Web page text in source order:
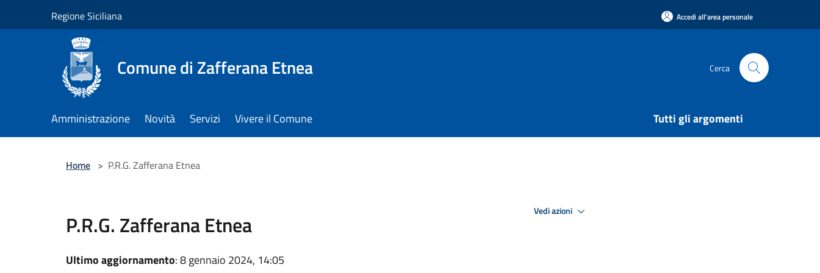
Regione Siciliana Accedi all'area personale
Comune di Zafferana Etnea Cerca
Amministrazione Novità Servizi Vivere il Comune Tutti gli argomenti
Home > P.R.G. Zafferana Etnea
P.R.G. Zafferana Etnea
Ultimo aggiornamento: 8 gennaio 2024, 14:05
Vedi azioni